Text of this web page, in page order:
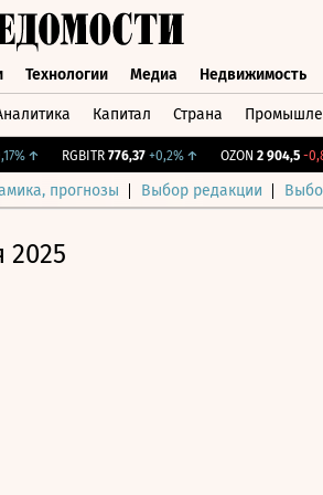
Технологии Медиа Недвижимость
Капитал Страна
↑ RGBITR 776,37 +0,2%↑ OZON 2 904,5 -0,87%
прогнозы Выбор редакции